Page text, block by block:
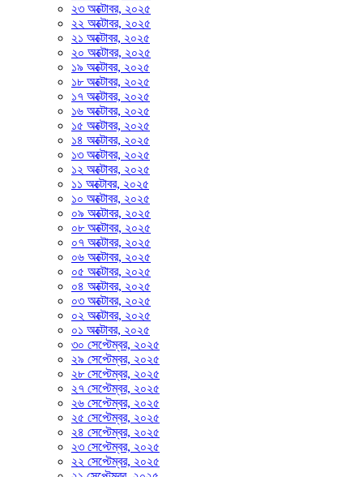
২৩ অক্টোবর, ২০২৫
২২ অক্টোবর, ২০২৫
২১ অক্টোবর, ২০২৫
২০ অক্টোবর, ২০২৫
১৯ অক্টোবর, ২০২৫
১৮ অক্টোবর, ২০২৫
১৭ অক্টোবর, ২০২৫
১৬ অক্টোবর, ২০২৫
১৫ অক্টোবর, ২০২৫
১৪ অক্টোবর, ২০২৫
১৩ অক্টোবর, ২০২৫
১২ অক্টোবর, ২০২৫
১১ অক্টোবর, ২০২৫
১০ অক্টোবর, ২০২৫
০৯ অক্টোবর, ২০২৫
০৮ অক্টোবর, ২০২৫
০৭ অক্টোবর, ২০২৫
০৬ অক্টোবর, ২০২৫
০৫ অক্টোবর, ২০২৫
০৪ অক্টোবর, ২০২৫
০৩ অক্টোবর, ২০২৫
০২ অক্টোবর, ২০২৫
০১ অক্টোবর, ২০২৫
৩০ সেপ্টেম্বর, ২০২৫
২৯ সেপ্টেম্বর, ২০২৫
২৮ সেপ্টেম্বর, ২০২৫
২৭ সেপ্টেম্বর, ২০২৫
২৬ সেপ্টেম্বর, ২০২৫
২৫ সেপ্টেম্বর, ২০২৫
২৪ সেপ্টেম্বর, ২০২৫
২৩ সেপ্টেম্বর, ২০২৫
২২ সেপ্টেম্বর, ২০২৫